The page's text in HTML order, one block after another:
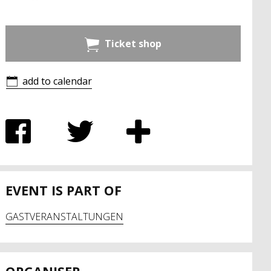
Ticket shop
add to calendar
EVENT IS PART OF
GASTVERANSTALTUNGEN